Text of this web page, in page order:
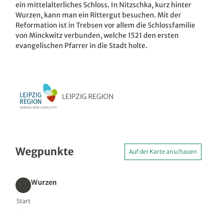
ein mittelalterliches Schloss. In Nitzschka, kurz hinter
Wurzen, kann man ein Rittergut besuchen. Mit der
Reformation ist in Trebsen vor allem die Schlossfamilie
von Minckwitz verbunden, welche 1521 den ersten
evangelischen Pfarrer in die Stadt holte.
LEIPZIG REGION
Wegpunkte Auf der Karte anschauen
Start
Start
Wurzen